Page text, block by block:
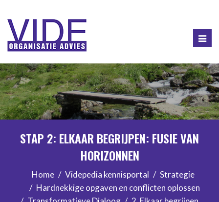
STAP 2: ELKAAR BEGRIJPEN: FUSIE VAN
HORIZONNEN
Home Videpedia kennisportal
Strategie
Hardnekkige opgaven en conflicten oplossen